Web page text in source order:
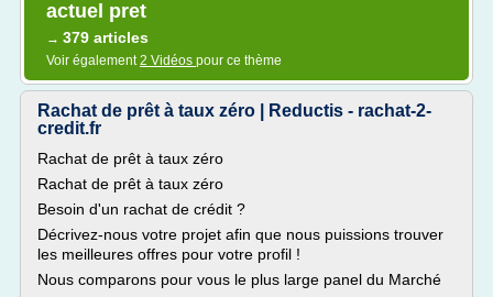
actuel pret
→ 379 articles
Voir également2 Vidéos pour ce thème
Rachat de prêt à taux zéro | Reductis - rachat-2-
credit.fr
Rachat de prêt à taux zéro
Rachat de prêt à taux zéro
Besoin d'un rachat de crédit ?
Décrivez-nous votre projet afin que nous puissions trouver
les meilleures offres pour votre profil !
Nous comparons pour vous le plus large panel du Marché